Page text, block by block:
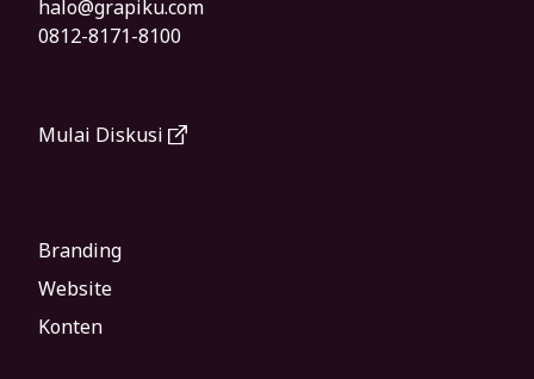
halo@grapiku.com
0812-8171-8100
Mulai Diskusi
Branding
Website
Konten